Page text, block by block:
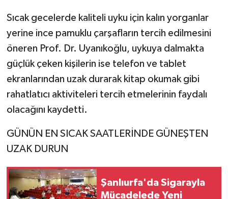
Sıcak gecelerde kaliteli uyku için kalın yorganlar
yerine ince pamuklu çarşafların tercih edilmesini
öneren Prof. Dr. Uyanıkoğlu, uykuya dalmakta
güçlük çeken kişilerin ise telefon ve tablet
ekranlarından uzak durarak kitap okumak gibi
rahatlatıcı aktiviteleri tercih etmelerinin faydalı
olacağını kaydetti.
GÜNÜN EN SICAK SAATLERİNDE GÜNEŞTEN
UZAK DURUN
Şanlıurfa'da Sigarayla
Mücadelede Yeni